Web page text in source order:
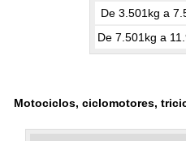
De 3.501kg a
De 7.501kg a
Motociclos, ciclomotores,